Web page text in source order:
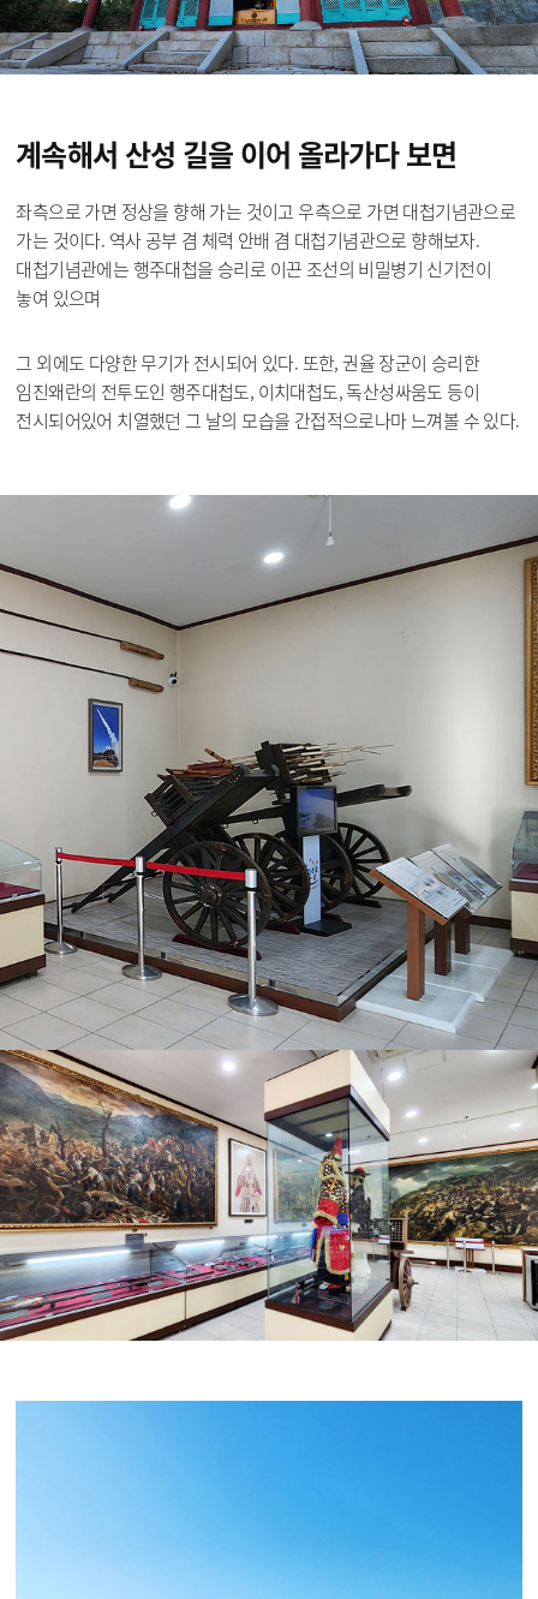
계속해서 산성 길을이어 올라가다 보면
좌측으로 가면 정상을 향해 가는 것이고 우측으로 가면 대첩기념관으로
가는 것이다. 역사 공부 겸 체력 안배 겸 대첩기념관으로 향해보자.
대첩기념관에는 행주대첩을 승리로 이끈 조선의 비밀병기 신기전이
놓여 있으며
그 외에도 다양한 무기가 전시되어 있다. 또한, 권율 장군이 승리한
임진왜란의 전투도인 행주대첩도, 이치대첩도, 독산성싸움도 등이
전시되어있어 치열했던 그 날의 모습을 간접적으로나마 느껴볼 수 있다.